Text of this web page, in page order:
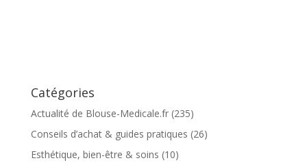
Catégories
Actualité de Blouse-Medicale.fr(235)
Conseils d’achat & guides pratiques (26)
Esthétique, bien-être & soins (10)